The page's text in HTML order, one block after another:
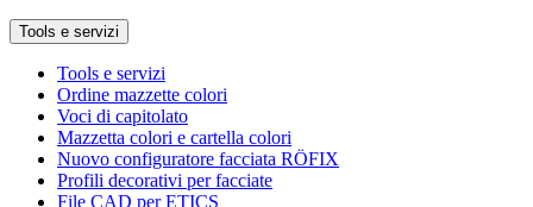
Tools e servizi
Tools e servizi
Ordine mazzette colori
Voci di capitolato
Mazzetta colori e cartella colori
Nuovo configuratore facciata RÖFIX
Profili decorativi per facciate
File CAD per ETICS